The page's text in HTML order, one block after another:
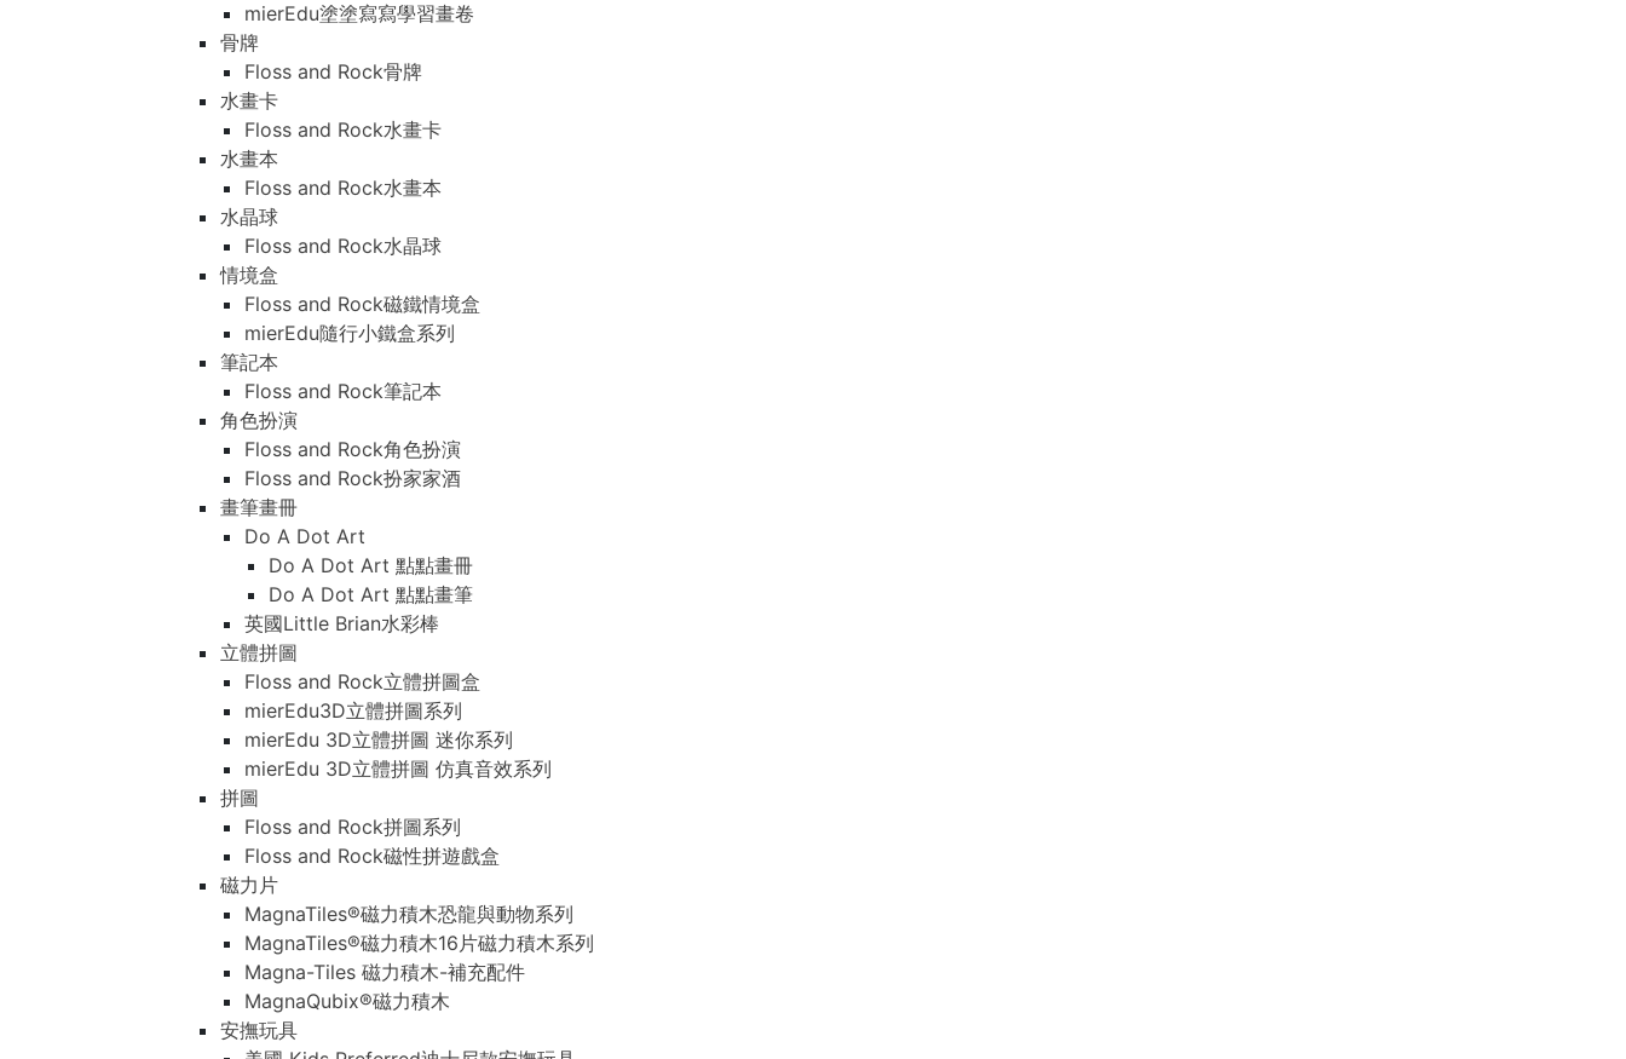
mierEdu塗塗寫寫學習畫卷
骨牌
Floss and Rock骨牌
水畫卡
Floss and Rock水畫卡
水畫本
Floss and Rock水畫本
水晶球
Floss and Rock水晶球
情境盒
Floss and Rock磁鐵情境盒
mierEdu隨行小鐵盒系列
筆記本
Floss and Rock筆記本
角色扮演
Floss and Rock角色扮演
Floss and Rock扮家家酒
畫筆畫冊
Do A Dot Art
Do A Dot Art 點點畫冊
Do A Dot Art 點點畫筆
英國Little Brian水彩棒
立體拼圖
Floss and Rock立體拼圖盒
mierEdu3D立體拼圖系列
mierEdu 3D立體拼圖 迷你系列
mierEdu 3D立體拼圖 仿真音效系列
拼圖
Floss and Rock拼圖系列
Floss and Rock磁性拼遊戲盒
磁力片
MagnaTiles®磁力積木恐龍與動物系列
MagnaTiles®磁力積木16片磁力積木系列
Magna-Tiles 磁力積木-補充配件
MagnaQubix®磁力積木
安撫玩具